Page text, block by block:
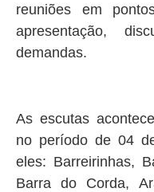
reuniões em
apresentação,
demandas.
As escutas
no período de 04
eles: Barreirinhas,
Barra do Corda,